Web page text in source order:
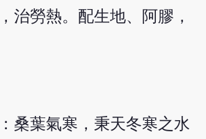
治勞熱。配生地、阿膠，
桑葉氣寒，秉天冬寒之水